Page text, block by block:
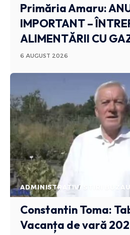
Primăria Amaru:
IMPORTANT –
ALIMENTĂRII CU
6 AUGUST 2026
ADMINISTRATIV STIRI BUZAU
Constantin Toma:
Vacanța de vară